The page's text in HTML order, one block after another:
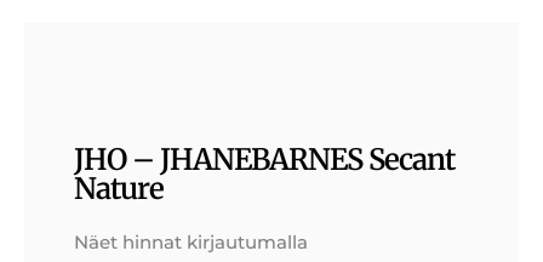
JHO – JHANEBARNES Secant
Nature
Näet hinnat kirjautumalla